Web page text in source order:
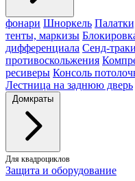
фонари Шноркель
тенты, маркизы
дифференциала Сенд-траки
противоскольжения
ресиверы Консоль
Лестница на заднюю дверь
Домкраты
Для квадроциклов
Защита и оборудование